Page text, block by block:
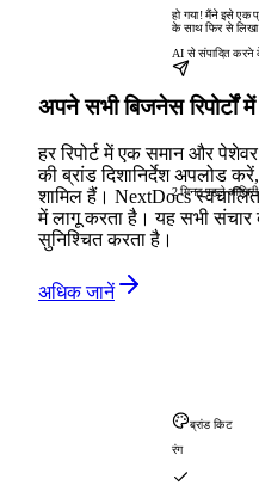
हो गया! मैंने इसे एक
के साथ फिर से लिखा
AI से संपादित करने
2 मिनट पहले आखिरी
अपने सभी बिजनेस रिपोर्टों
हर रिपोर्ट में एक समान और
की ब्रांड दिशानिर्देश अपलोड
शामिल हैं। NextDocs
में लागू करता है। यह सभी
सुनिश्चित करता है।
अधिक जानें
ब्रांड किट
रंग